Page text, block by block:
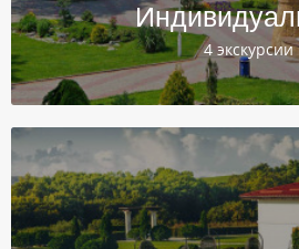
4 экскурсии